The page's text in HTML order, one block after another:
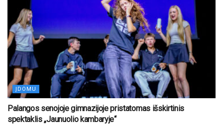
ĮDOMU
Palangos senojoje gimnazijoje pristatomas išskirtinis
spektaklis „Jaunuolio kambaryje“